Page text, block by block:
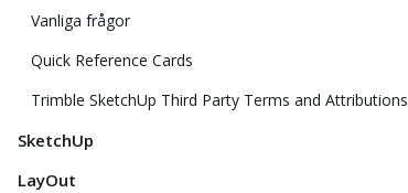
Vanliga frågor
Quick Reference Cards
Trimble SketchUp Third Party Terms and Attributions
SketchUp
LayOut